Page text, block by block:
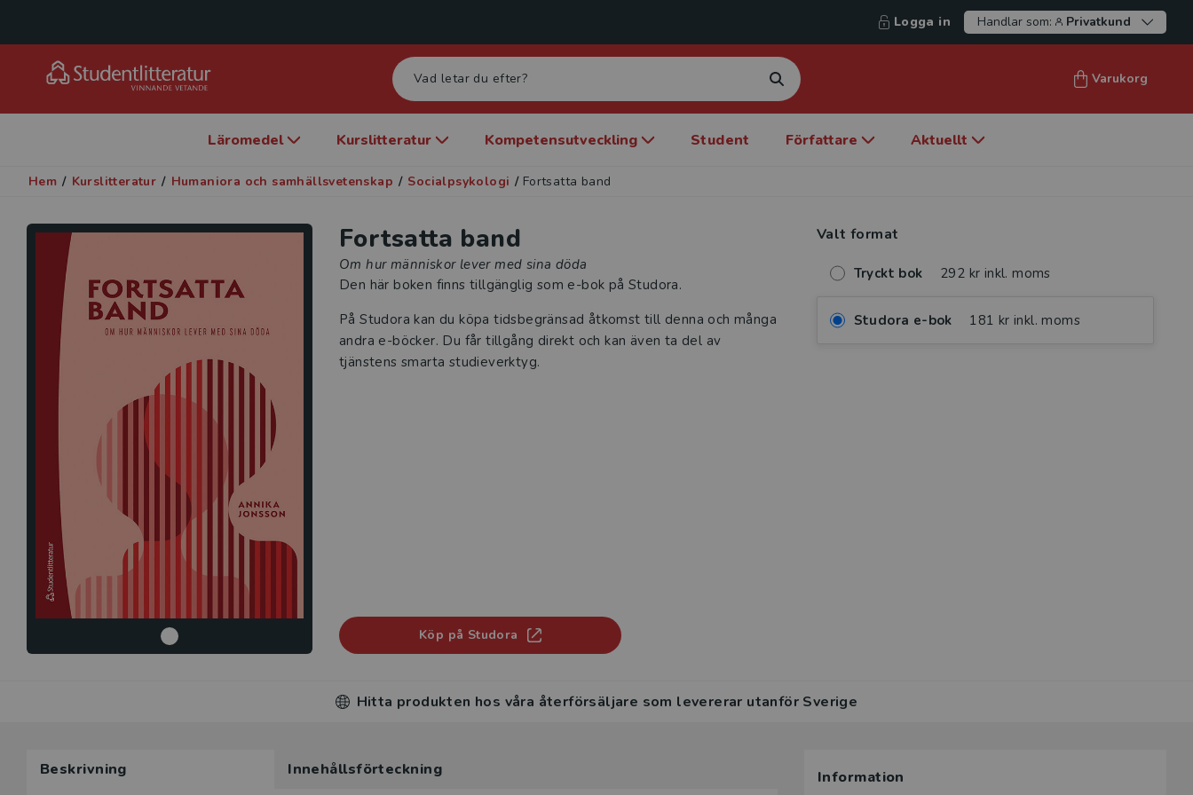
Logga in Handlar som: Privatkund
Varukorg
Läromedel Kurslitteratur Kompetensutveckling Student Författare Aktuellt
Hem / Kurslitteratur / Humaniora och samhällsvetenskap / Socialpsykologi / Fortsatta band
Fortsatta band
Om hur människor lever med sina döda
Den här boken finns tillgänglig som e-bok på Studora.
På Studora kan du köpa tidsbegränsad åtkomst till denna och många
andra e-böcker. Du får tillgång direkt och kan även ta del av
tjänstens smarta studieverktyg.
Köp på Studora
Valt format
Tryckt bok 292 kr inkl. moms
Studora e-bok 181 kr inkl. moms
Hitta produkten hos våra återförsäljare som levererar utanför Sverige
Beskrivning Innehållsförteckning Information